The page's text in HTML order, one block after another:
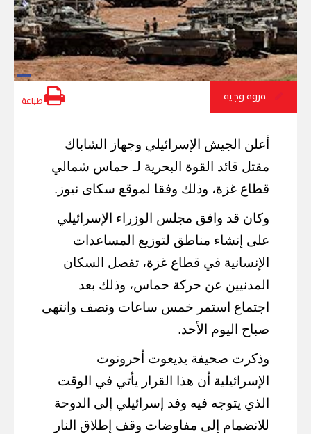
مروه وجيه طباعة
أعلن الجيش الإسرائيلي وجهاز الشاباك
مقتل قائد القوة البحرية لـ حماس شمالي
قطاع غزة، وذلك وفقا لموقع سكاى نيوز.
وكان قد وافق مجلس الوزراء الإسرائيلي
على إنشاء مناطق لتوزيع المساعدات
الإنسانية في قطاع غزة، تفصل السكان
المدنيين عن حركة حماس، وذلك بعد
اجتماع استمر خمس ساعات ونصف وانتهى
صباح اليوم الأحد.
وذكرت صحيفة يديعوت أحرونوت
الإسرائيلية أن هذا القرار يأتي في الوقت
الذي يتوجه فيه وفد إسرائيلي إلى الدوحة
للانضمام إلى مفاوضات وقف إطلاق النار